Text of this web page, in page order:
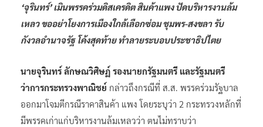
‘จุรินทร์’ เมินพรรคร่วมดิสเครดิต สินค้าแพง ปัดบริหารงานล้ม
เหลว ขออย่าโยงการเมืองใกล้เลือกซ่อม ชุมพร-สงขลา รับ
กังวลอำนาจรัฐ โค้งสุดท้าย ทำลายระบอบประชาธิปไตย
นายจุรินทร์ ลักษณวิศิษฏ์ รองนายกรัฐมนตรี และรัฐมนตรี
ว่าการกระทรวงพาณิชย์ กล่าวถึงกรณีที่ ส.ส. พรรคร่วมรัฐบาล
ออกมาโจมตีกรณีราคาสินค้า แพง โดยระบุว่า 2 กระทรวงหลักที่
มีพรรคเก่าแก่บริหารงานล้มเหลวว่า ตนไม่ทราบว่า